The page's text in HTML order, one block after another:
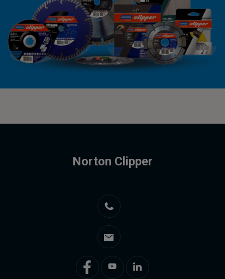
Norton Clipper